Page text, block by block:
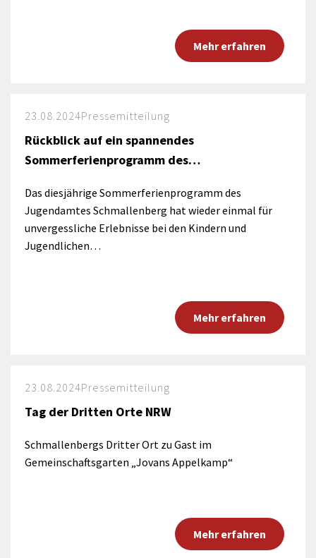
Mehr erfahren
23.08.2024Pressemitteilung
Rückblick auf ein spannendes
Sommerferienprogramm des…
Das diesjährige Sommerferienprogramm des
Jugendamtes Schmallenberg hat wieder einmal für
unvergessliche Erlebnisse bei den Kindern und
Jugendlichen…
Mehr erfahren
23.08.2024Pressemitteilung
Tag der Dritten Orte NRW
Schmallenbergs Dritter Ort zu Gast im
Gemeinschaftsgarten „Jovans Appelkamp“
Mehr erfahren